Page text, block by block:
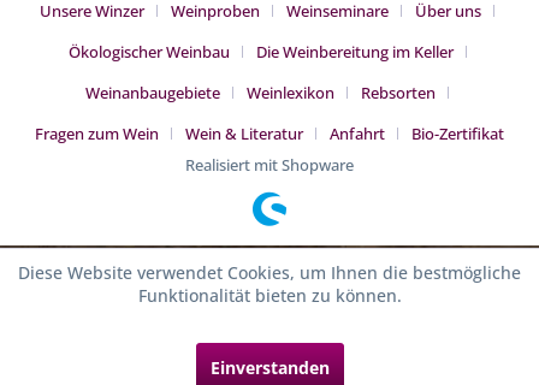
Unsere Winzer Weinproben Weinseminare
Über uns
Ökologischer Weinbau
Die Weinbereitung im Keller
Weinanbaugebiete
Weinlexikon
Rebsorten
Fragen zum Wein
Wein & Literatur Anfahrt
Bio-Zertifikat
Realisiert mit Shopware
Diese Website verwendet Cookies, um Ihnen die bestmögliche
Funktionalität bieten zu können.
Einverstanden